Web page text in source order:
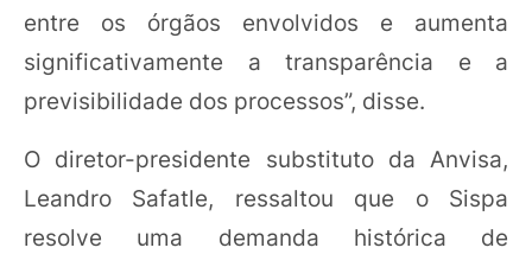
entre os órgãos envolvidos e aumenta
significativamente a transparência e a
previsibilidade dos processos”, disse.
O diretor-presidente substituto da Anvisa,
Leandro Safatle, ressaltou que o Sispa
resolve uma demanda histórica de